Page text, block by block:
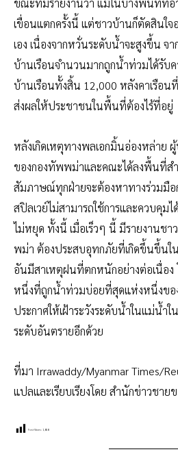
ขณะที่มีรายงานว่า แม้ในบางพื้นที่ที่อ
เขื่อนแตกครั้งนี้ แต่ชาวบ้านก็ตัดสินใจ
เอง เนื่องจากหวั่นระดับน้ำจะสูงขึ้น จ
บ้านเรือนจำนวนมากถูกน้ำท่วมได้รับ
บ้านเรือนทั้งสิ้น 12,000 หลังคาเรือน
ส่งผลให้ประชาชนในพื้นที่ต้องไร้ที่อยู่
หลังเกิดเหตุทางพลเอกมิ้นอ่องหล่าย
ของกองทัพพม่าและคณะได้ลงพื้นที่สำ
สัมภาษณ์ทุกฝ่ายจะต้องหาทางร่วมมื
สปิลเวย์ไม่สามารถใช้การและควบคุม
ไม่หยุด ทั้งนี้ เมื่อเร็วๆ นี้ มีรายงานช
พม่า ต้องประสบอุทกภัยที่เกิดขึ้นขึ้นใ
อันมีสาเหตุฝนที่ตกหนักอย่างต่อเนื่อง
หนึ่งที่ถูกน้ำท่วมบ่อยที่สุดแห่งหนึ่งของ
ประกาศให้เฝ้าระวังระดับน้ำในแม่น้ำ
ระดับอันตรายอีกด้วย
ที่มา Irrawaddy/Myanmar Times/
แปลและเรียบเรียงโดย สำนักข่าวชาย
Post Views: 1,858